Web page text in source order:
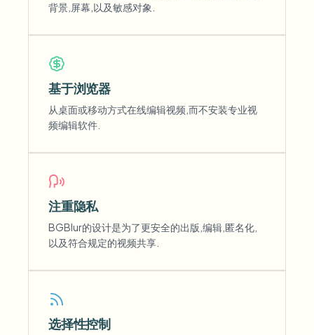
背景,屏幕,以及敏感对象.
基于浏览器
从桌面或移动方式在线编辑视频,而不安装专业视
频编辑软件.
注重隐私
BGBlur的设计是为了更安全的出版,编辑,匿名化,
以及符合规定的视频共享.
选择性控制